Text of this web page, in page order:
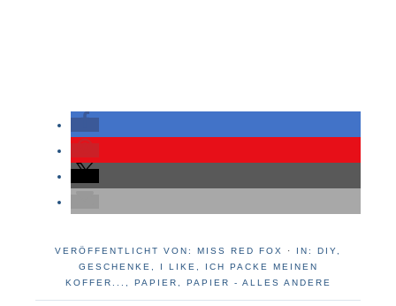
VERÖFFENTLICHT VON: MISS RED FOX · IN: DIY
GESCHENKE
I LIKE
ICH PACKE MEINEN
KOFFER...
PAPIER PAPIER - ALLES ANDERE